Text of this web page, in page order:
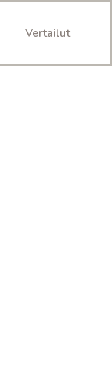
Vertailut